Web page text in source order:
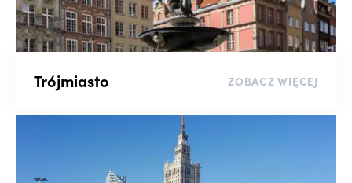
-
Piętro
Trójmiasto ZOBACZ WIĘCEJ